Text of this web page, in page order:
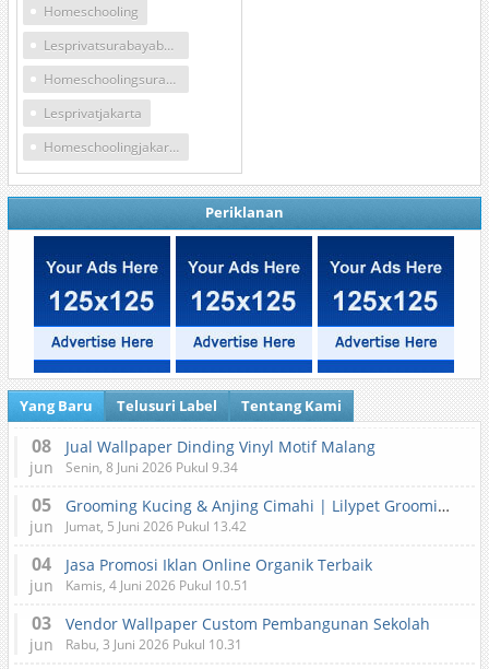
Homeschooling
Lesprivatsurabayabarat
Homeschoolingsurabaya
Lesprivatjakarta
Homeschoolingjakarta
Periklanan
Yang Baru Telusuri Label Tentang Kami
08
jun
Jual Wallpaper Dinding Vinyl Motif Malang
Senin, 8 Juni 2026 Pukul 9.34
05
jun
Grooming Kucing & Anjing Cimahi | Lilypet Grooming & Pet Hotel
Jumat, 5 Juni 2026 Pukul 13.42
04
jun
Jasa Promosi Iklan Online Organik Terbaik
Kamis, 4 Juni 2026 Pukul 10.51
03
jun
Vendor Wallpaper Custom Pembangunan Sekolah
Rabu, 3 Juni 2026 Pukul 10.31